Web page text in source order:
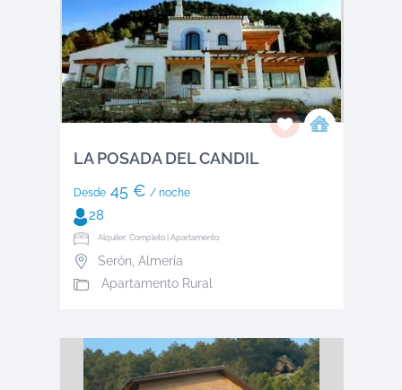
LA POSADA DEL CANDIL
Desde45 € / noche
28
Alquiler: Completo | Apartamento
Serón Almería
Apartamento Rural